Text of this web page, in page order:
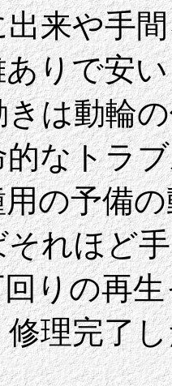
来や手
りで安
は動輪
なトラ
の予備
れほど
りの再
理完了